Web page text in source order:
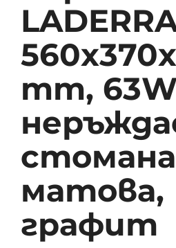
mm,
матова,
графит